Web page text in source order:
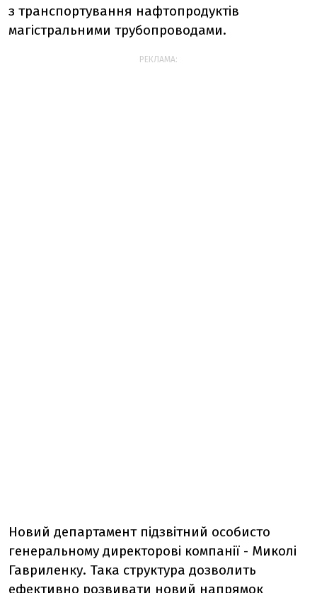
з транспортування нафтопродуктів
магістральними трубопроводами.
РЕКЛАМА:
Новий департамент підзвітний особисто
генеральному директорові компанії - Миколі
Гавриленку. Така структура дозволить
ефективно розвивати новий напрямок